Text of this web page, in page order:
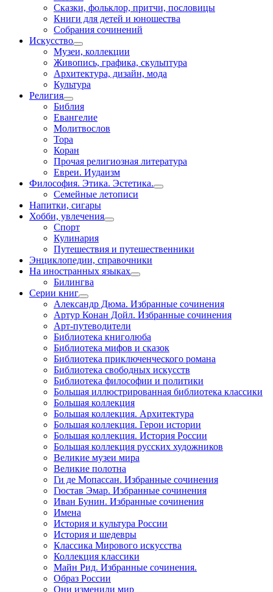
Сказки, фольклор, притчи, пословицы
Книги для детей и юношества
Собрания сочинений
Искусство
Музеи, коллекции
Живопись, графика, скульптура
Архитектура, дизайн, мода
Культура
Религия
Библия
Евангелие
Молитвослов
Тора
Коран
Прочая религиозная литература
Евреи. Иудаизм
Философия. Этика. Эстетика.
Семейные летописи
Напитки, сигары
Хобби, увлечения
Спорт
Кулинария
Путешествия и путешественники
Энциклопедии, справочники
На иностранных языках
Билингва
Серии книг
Александр Дюма. Избранные сочинения
Артур Конан Дойл. Избранные сочинения
Арт-путеводители
Библиотека книголюба
Библиотека мифов и сказок
Библиотека приключенческого романа
Библиотека свободных искусств
Библиотека философии и политики
Большая иллюстрированная библиотека классики
Большая коллекция
Большая коллекция. Архитектура
Большая коллекция. Герои истории
Большая коллекция. История России
Большая коллекция русских художников
Великие музеи мира
Великие полотна
Ги де Мопассан. Избранные сочинения
Гюстав Эмар. Избранные сочинения
Иван Бунин. Избранные сочинения
Имена
История и культура России
История и шедевры
Классика Мирового искусства
Коллекция классики
Майн Рид. Избранные сочинения.
Образ России
Они изменили мир